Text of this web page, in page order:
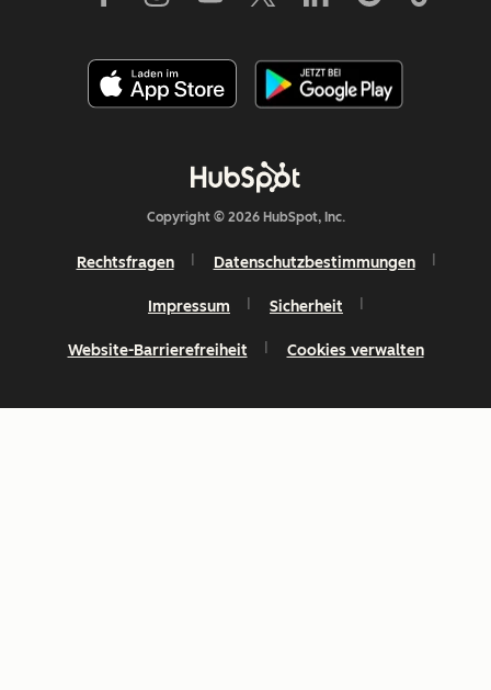
Copyright © 2026 HubSpot, Inc.
Rechtsfragen Datenschutzbestimmungen
Impressum Sicherheit
Website-Barrierefreiheit Cookies verwalten